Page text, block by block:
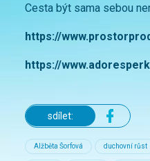
Cesta být sama sebou
https://
https://
sdílet:
Alžběta Šorfová duchovní růst